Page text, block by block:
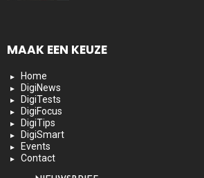
MAAK EEN KEUZE
Home
DigiNews
DigiTests
DigiFocus
DigiTips
DigiSmart
Events
Contact